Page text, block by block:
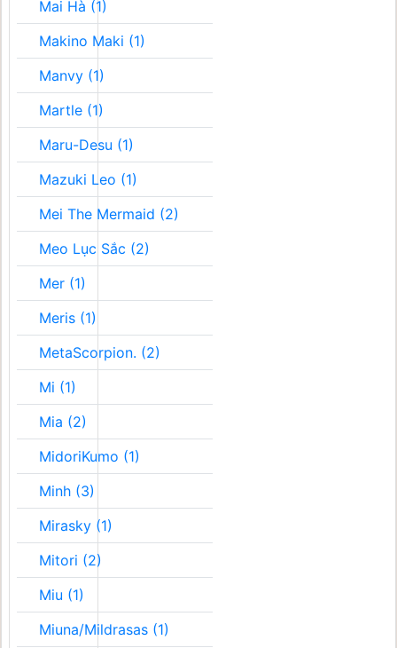
Mai Hà (1)
Makino Maki (1)
Manvy (1)
Martle (1)
Maru-Desu (1)
Mazuki Leo (1)
Mei The Mermaid (2)
Meo Lục Sắc (2)
Mer (1)
Meris (1)
MetaScorpion. (2)
Mi (1)
Mia (2)
MidoriKumo (1)
Minh (3)
Mirasky (1)
Mitori (2)
Miu (1)
Miuna/Mildrasas (1)